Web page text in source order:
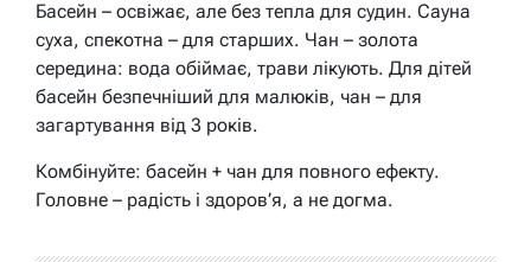
Басейн – освіжає, але без тепла для судин. Сауна
суха, спекотна – для старших. Чан – золота
середина: вода обіймає, трави лікують. Для дітей
басейн безпечніший для малюків, чан – для
загартування від 3 років.
Комбінуйте: басейн + чан для повного ефекту.
Головне – радість і здоров’я, а не догма.